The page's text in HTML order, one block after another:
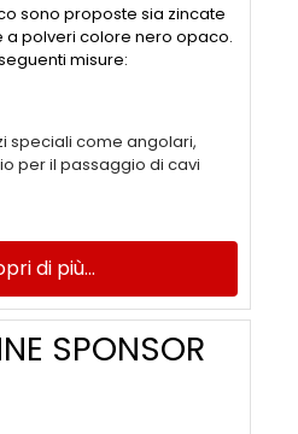
sono proposte sia zincate
a polveri colore nero opaco.
misure:
speciali come angolari,
per il passaggio di cavi
di più...
SPONSOR